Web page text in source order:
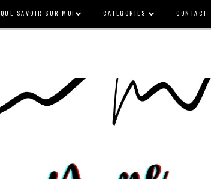
QUE SAVOIR SUR MOI CATEGORIES CONTACT